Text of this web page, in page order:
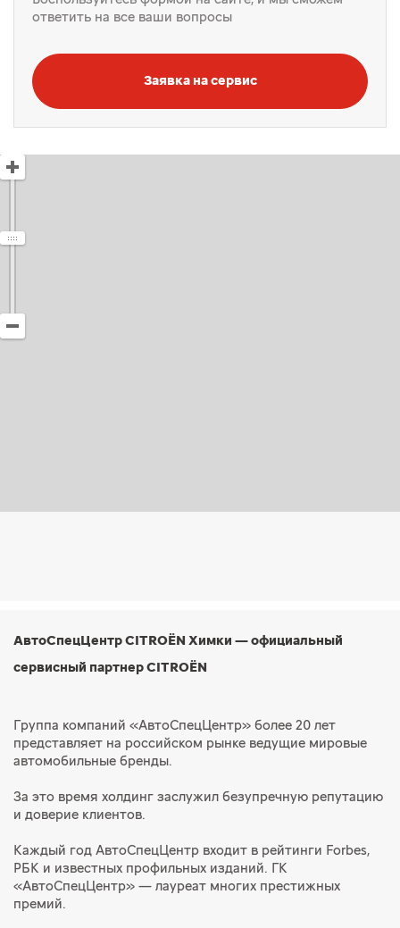
ответить на все ваши вопросы
Заявка на сервис
АвтоСпецЦентр CITROЁN Химки — официальный
сервисный партнер CITROЁN
Группа компаний «АвтоСпецЦентр» более 20 лет
представляет на российском рынке ведущие мировые
автомобильные бренды.
За это время холдинг заслужил безупречную репутацию
и доверие клиентов.
Каждый год АвтоСпецЦентр входит в рейтинги Forbes,
РБК и известных профильных изданий. ГК
«АвтоСпецЦентр» — лауреат многих престижных
премий.